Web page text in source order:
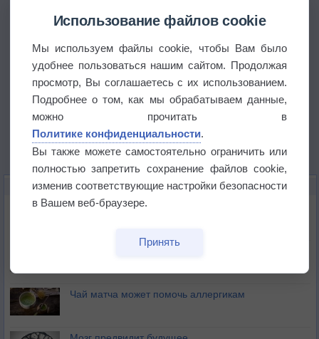
ЭТО ИНТЕРЕСНО
Почему северный загар цветом отличается от
Букет сирени вреден для здоровья
Чай матча может помочь аллергикам
Использование файлов cookie
Мы используем файлы cookie, чтобы Вам было
удобнее пользоваться нашим сайтом. Продолжая
просмотр, Вы соглашаетесь с их использованием.
Подробнее о том, как мы обрабатываем данные,
можно прочитать в
Политике конфиденциальности.
Вы также можете самостоятельно ограничить или
полностью запретить сохранение файлов cookie,
изменив соответствующие настройки безопасности
в Вашем веб-браузере.
Принять